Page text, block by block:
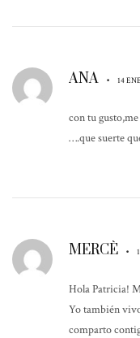
ANA • 14
con tu
….que suerte
MERCÈ •
Hola Patricia!
Yo también
comparto